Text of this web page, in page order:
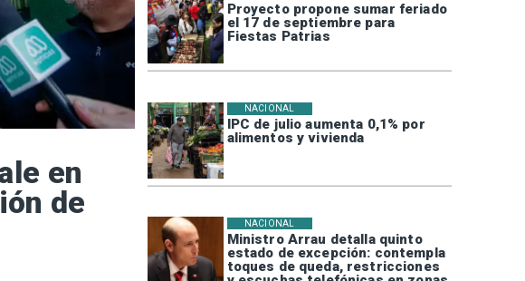
Proyecto propone sumar feriado
el 17 de septiembre para
Fiestas Patrias
IPC de julio aumenta 0,1% por
alimentos y vivienda
NACIONAL
Ministro Arrau detalla quinto
estado de excepción: contempla
toques de queda, restricciones
NACIONAL
en
de